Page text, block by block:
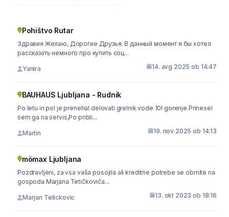
Pohištvo Rutar
Здравия Желаю, Дорогие Друзья. В данный момент я бы хотел
рассказать немного про купить соц...
Yanira 14. avg 2025 ob 14:47
BAUHAUS Ljubljana - Rudnik
Po letu in pol je prenehal delovati grelnik vode 10l gorenje.Prinesel
sem ga na servis,Po pribli...
Martin 19. nov 2025 ob 14:13
mömax Ljubljana
Pozdravljeni, za vsa vaša posojila ali kreditne potrebe se obrnite na
gospoda Marjana Tetičkoviča...
Marjan Tetickovic 13. okt 2023 ob 18:16